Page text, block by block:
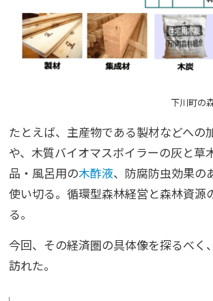
下川町の
たとえば、主産物である製材などへの
や、 木質バイオマスボイラーの灰と草
品・風呂用の木酢液、防腐防虫効果の
使い切る。循環型森林経営と森林資源
る。
今回、その経済圏の具体像を探るべく
訪れた。